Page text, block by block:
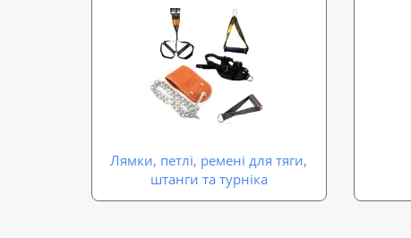
Лямки, петлі, ремені для тяги,
штанги та турніка